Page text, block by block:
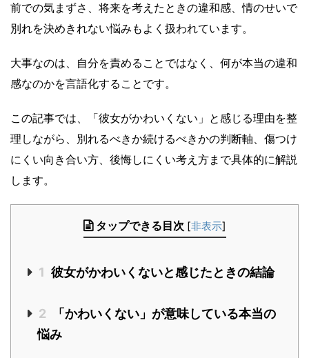
前での気まずさ、将来を考えたときの違和感、情のせいで
別れを決めきれない悩みもよく扱われています。
大事なのは、自分を責めることではなく、何が本当の違和
感なのかを言語化することです。
この記事では、「彼女がかわいくない」と感じる理由を整
理しながら、別れるべきか続けるべきかの判断軸、傷つけ
にくい向き合い方、後悔しにくい考え方まで具体的に解説
します。
タップできる目次 [非表示]
1 彼女がかわいくないと感じたときの結論
2
「かわいくない」が意味している本当の
悩み